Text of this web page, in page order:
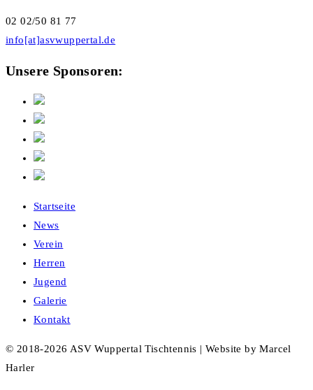
02 02/50 81 77
info[at]asvwuppertal.de
Unsere Sponsoren:
Startseite
News
Verein
Herren
Jugend
Galerie
Kontakt
© 2018-2026 ASV Wuppertal Tischtennis | Website by Marcel
Harler